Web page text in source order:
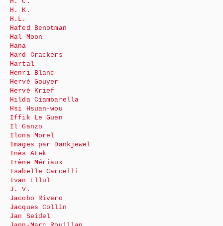
H. K.
H.L.
Hafed Benotman
Hal Moon
Hana
Hard Crackers
Hartal
Henri Blanc
Hervé Gouyer
Hervé Krief
Hilda Ciambarella
Hsi Hsuan-wou
Iffik Le Guen
Il Ganzo
Ilona Morel
Images par Dankjewel
Inès Atek
Irène Mériaux
Isabelle Carcelli
Ivan Ellul
J. V.
Jacobo Rivero
Jacques Collin
Jan Seidel